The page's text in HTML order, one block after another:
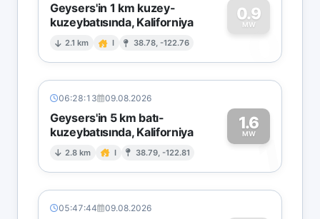
Geysers'in 1 km kuzey-
kuzeybatısında, Kaliforniya
2.1 km I 38.78, -122.76
0.9
MW
0
06:28:13 09.08.2026
Geysers'in 5 km batı-
kuzeybatısında, Kaliforniya
2.8 km I 38.79, -122.81
1.6
MW1
05:47:44 09.08.2026